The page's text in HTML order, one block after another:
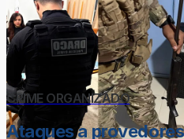
CRIME ORGANIZADO
Ataques a